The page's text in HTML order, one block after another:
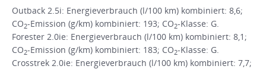
Outback 2.5i: Energieverbrauch (l/100 km) kombiniert: 8,6;
CO2-Emission (g/km) kombiniert: 193; CO2-Klasse: G.
Forester 2.0ie: Energieverbrauch (l/100 km) kombiniert: 8,1;
CO2-Emission (g/km) kombiniert: 183; CO2-Klasse: G.
Crosstrek 2.0ie: Energieverbrauch (l/100 km) kombiniert: 7,7;